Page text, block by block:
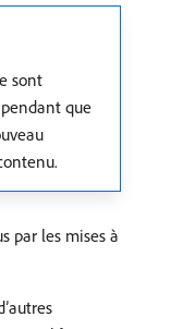
sont
que
par les mises à